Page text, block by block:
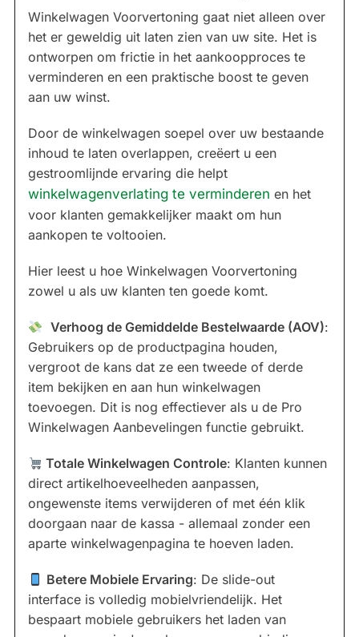
Winkelwagen Voorvertoning gaat niet alleen over
het er geweldig uit laten zien van uw site. Het is
ontworpen om frictie in het aankoopproces te
verminderen en een praktische boost te geven
aan uw winst.
Door de winkelwagen soepel over uw bestaande
inhoud te laten overlappen, creëert u een
gestroomlijnde ervaring die helpt
winkelwagenverlating te verminderen en het
voor klanten gemakkelijker maakt om hun
aankopen te voltooien.
Hier leest u hoe Winkelwagen Voorvertoning
zowel u als uw klanten ten goede komt.
Verhoog de Gemiddelde Bestelwaarde (AOV):
Gebruikers op de productpagina houden,
vergroot de kans dat ze een tweede of derde
item bekijken en aan hun winkelwagen
toevoegen. Dit is nog effectiever als u de Pro
Winkelwagen Aanbevelingen functie gebruikt.
Totale Winkelwagen Controle: Klanten kunnen
direct artikelhoeveelheden aanpassen,
ongewenste items verwijderen of met één klik
doorgaan naar de kassa - allemaal zonder een
aparte winkelwagenpagina te hoeven laden.
Betere Mobiele Ervaring: De slide-out
interface is volledig mobielvriendelijk. Het
bespaart mobiele gebruikers het laden van